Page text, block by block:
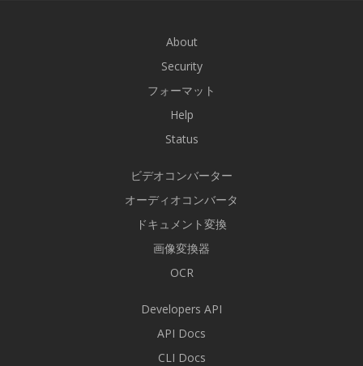
About
Security
フォーマット
Help
Status
ビデオコンバーター
オーディオコンバータ
ドキュメント変換
画像変換器
OCR
Developers API
API Docs
CLI Docs